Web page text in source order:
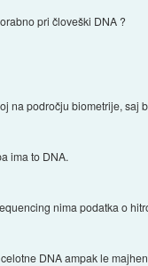
pri človeški DNA ?
na področju biometrije,
ima to DNA.
nima podatka o
DNA ampak le